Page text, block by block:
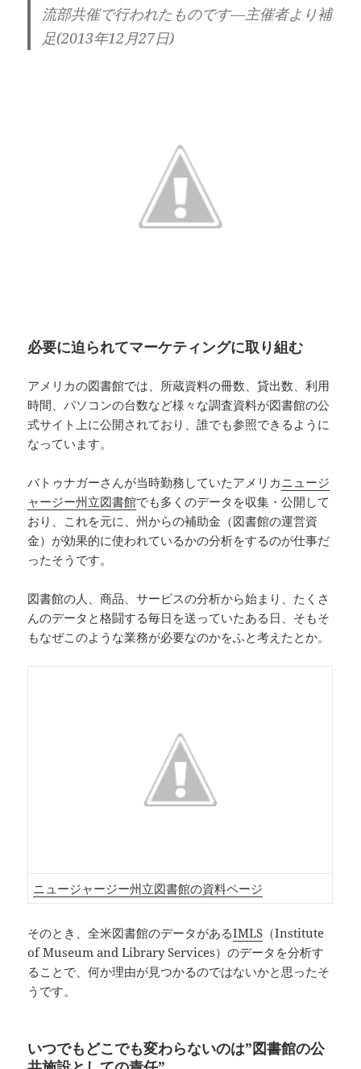
流部共催で行われたものです―主催者より補
足(2013年12月27日)
必要に迫られてマーケティングに取り組む
アメリカの図書館では、所蔵資料の冊数、貸出数、利用
時間、パソコンの台数など様々な調査資料が図書館の公
式サイト上に公開されており、誰でも参照できるように
なっています。
バトゥナガーさんが当時勤務していたアメリカニュージ
ャージー州立図書館でも多くのデータを収集・公開して
おり、これを元に、州からの補助金（図書館の運営資
金）が効果的に使われているかの分析をするのが仕事だ
ったそうです。
図書館の人、商品、サービスの分析から始まり、たくさ
んのデータと格闘する毎日を送っていたある日、そもそ
もなぜこのような業務が必要なのかをふと考えたとか。
ニュージャージー州立図書館の資料ページ
そのとき、全米図書館のデータがあるIMLS （Institute
of Museum and Library Services）のデータを分析す
ることで、何か理由が見つかるのではないかと思ったそ
うです。
いつでもどこでも変わらないのは”図書館の公